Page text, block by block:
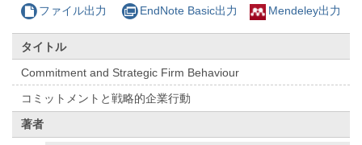
ファイル出力 EndNote Basic出力 Mendeley出力
タイトル
Commitment and Strategic Firm Behaviour
コミットメントと戦略的企業行動
著者